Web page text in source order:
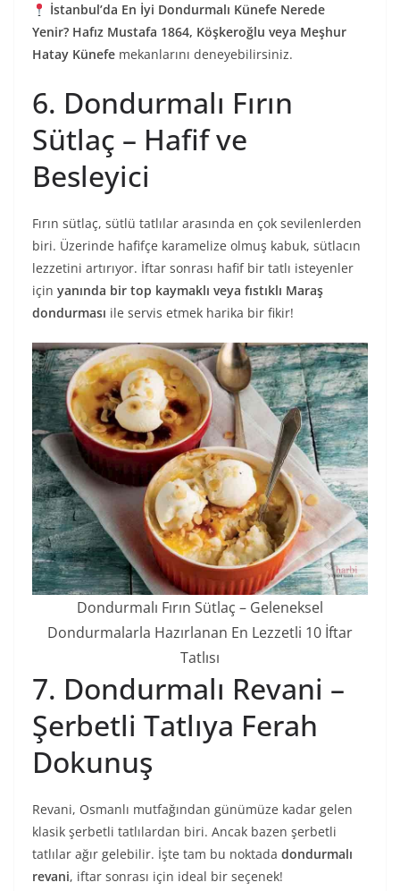
İstanbul’da En İyi Dondurmalı Künefe Nerede
Yenir? Hafız Mustafa 1864, Köşkeroğlu veya Meşhur
Hatay Künefe mekanlarını deneyebilirsiniz.
6. Dondurmalı Fırın
Sütlaç – Hafif ve
Besleyici
Fırın sütlaç, sütlü tatlılar arasında en çok sevilenlerden
biri. Üzerinde hafifçe karamelize olmuş kabuk, sütlacın
lezzetini artırıyor. İftar sonrası hafif bir tatlı isteyenler
için yanında bir top kaymaklı veya fıstıklı Maraş
dondurması ile servis etmek harika bir fikir!
Dondurmalı Fırın Sütlaç – Geleneksel
Dondurmalarla Hazırlanan En Lezzetli 10 İftar
Tatlısı
7. Dondurmalı Revani –
Şerbetli Tatlıya Ferah
Dokunuş
Revani, Osmanlı mutfağından günümüze kadar gelen
klasik şerbetli tatlılardan biri. Ancak bazen şerbetli
tatlılar ağır gelebilir. İşte tam bu noktada dondurmalı
revani, iftar sonrası için ideal bir seçenek!